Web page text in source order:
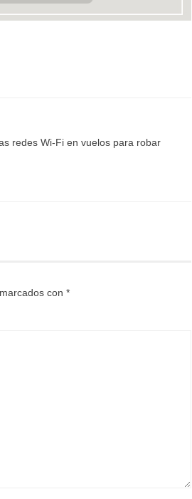
redes Wi-Fi en vuelos para robar
con *